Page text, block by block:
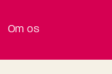
Om os